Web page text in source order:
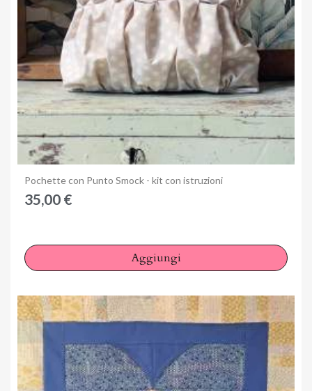
Anteprima
Pochette con Punto Smock - kit con istruzioni
35,00 €
Aggiungi